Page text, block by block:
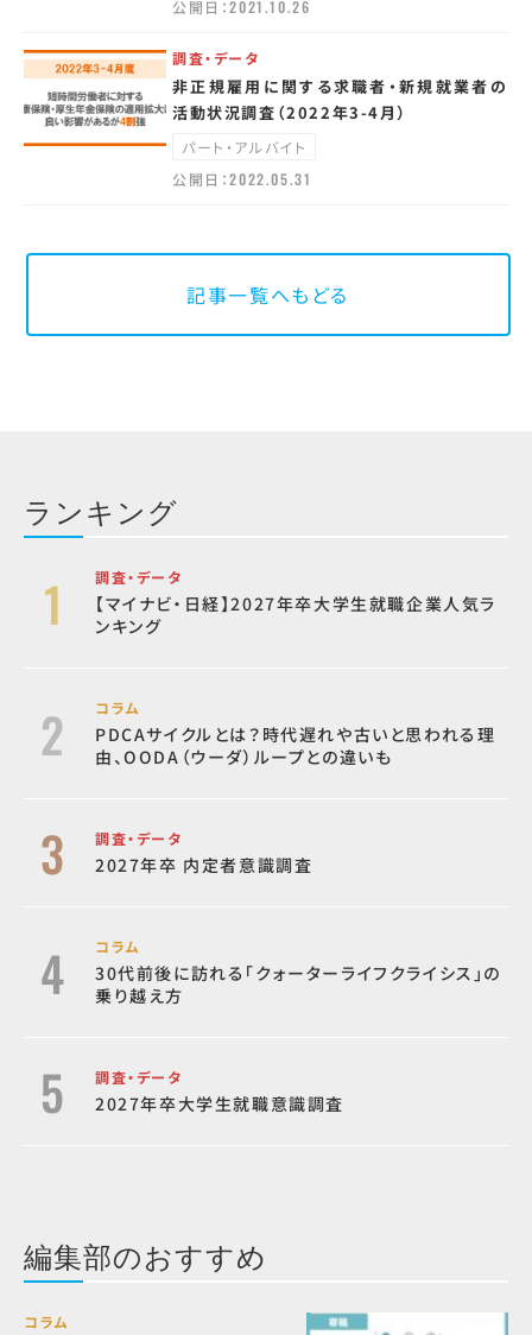
公開日：2021.10.26
調査・データ
非正規雇用に関する求職者・新規就業者の
活動状況調査（2022年3-4月）
パート・アルバイト
公開日：2022.05.31
記事一覧へもどる
ランキング
調査・データ
【マイナビ・日経】2027年卒大学生就職企業人気ラ
ンキング
コラム
PDCAサイクルとは？時代遅れや古いと思われる理
由、OODA（ウーダ）ループとの違いも
調査・データ
2027年卒 内定者意識調査
コラム
30代前後に訪れる「クォーターライフクライシス」の
乗り越え方
調査・データ
2027年卒大学生就職意識調査
編集部のおすすめ
コラム